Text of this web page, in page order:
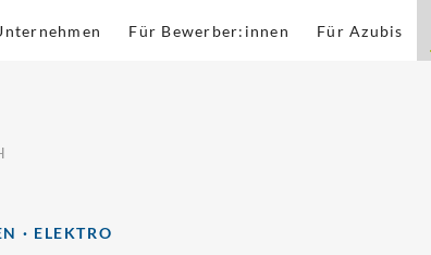
Für Bewerber:innen Für Azubis
· ELEKTRO